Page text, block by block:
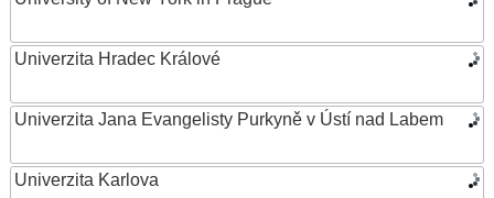
Univerzita Hradec Králové
Univerzita Jana Evangelisty Purkyně v Ústí nad Labem
Univerzita Karlova